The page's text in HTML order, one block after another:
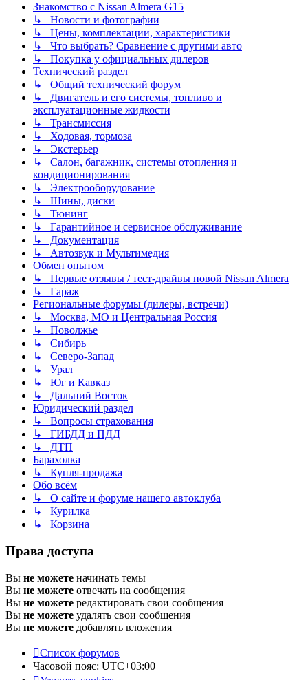
Знакомство с Nissan Almera G15
↳ Новости и фотографии
↳ Цены, комплектации, характеристики
↳ Что выбрать? Сравнение с другими авто
↳ Покупка у официальных дилеров
Технический раздел
↳ Общий технический форум
↳ Двигатель и его системы, топливо и
эксплуатационные жидкости
↳ Трансмиссия
↳ Ходовая, тормоза
↳ Экстерьер
↳ Салон, багажник, системы отопления и
кондиционирования
↳ Электрооборудование
↳ Шины, диски
↳ Тюнинг
↳ Гарантийное и сервисное обслуживание
↳ Документация
↳ Автозвук и Мультимедия
Обмен опытом
↳ Первые отзывы / тест-драйвы новой Nissan Almera
↳ Гараж
Региональные форумы (дилеры, встречи)
↳ Москва, МО и Центральная Россия
↳ Поволжье
↳ Сибирь
↳ Северо-Запад
↳ Урал
↳ Юг и Кавказ
↳ Дальний Восток
Юридический раздел
↳ Вопросы страхования
↳ ГИБДД и ПДД
↳ ДТП
Барахолка
↳ Купля-продажа
Обо всём
↳ О сайте и форуме нашего автоклуба
↳ Курилка
↳ Корзина
Права доступа
Вы не можете начинать темы
Вы не можете отвечать на сообщения
Вы не можете редактировать свои сообщения
Вы не можете удалять свои сообщения
Вы не можете добавлять вложения
Список форумов
Часовой пояс: UTC+03:00